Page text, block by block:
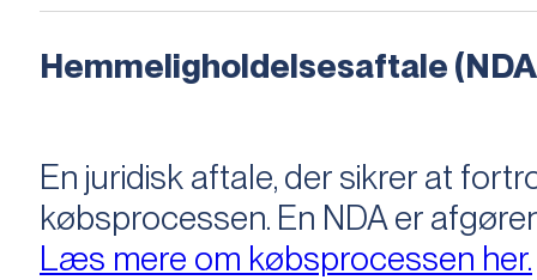
Hemmeligholdelsesaftale
En juridisk aftale, der sikrer at
købsprocessen​​. En NDA er
Læs mere om købsprocessen her.